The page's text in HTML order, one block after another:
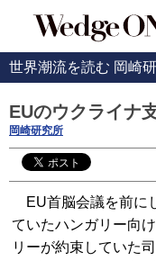
世界潮流を読む 岡崎
EUのウクライナ
岡崎研究所
EU首脳会議を前に
ていたハンガリー向
リーが約束していた